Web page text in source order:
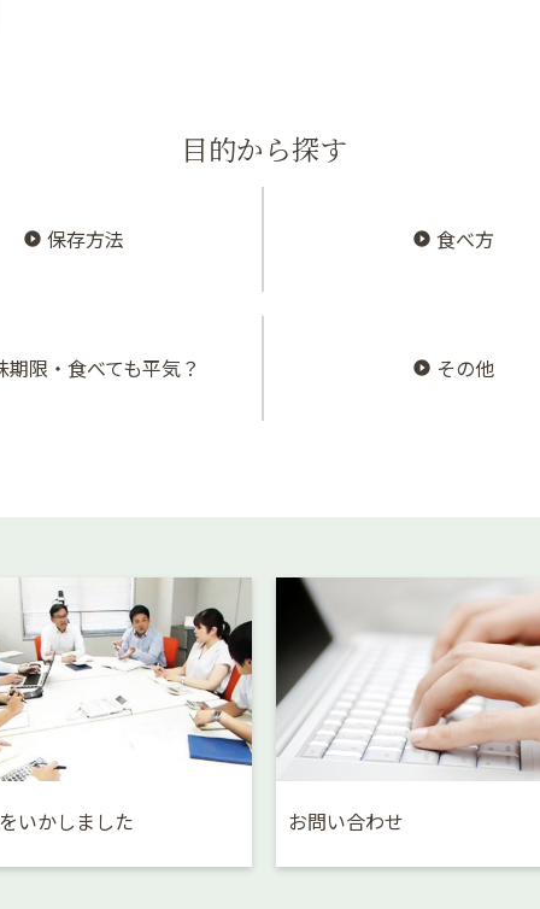
目的から探す
保存方法 食べ方
期限・食べても平気？ その他
いかしました お問い合わせ